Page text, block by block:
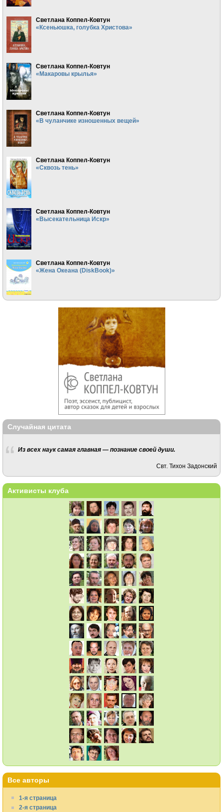
Светлана Коппел-Ковтун
«Ксеньюшка, голубка Христова»
Светлана Коппел-Ковтун
«Макаровы крылья»
Светлана Коппел-Ковтун
«В чуланчике изношенных вещей»
Светлана Коппел-Ковтун
«Сквозь тень»
Светлана Коппел-Ковтун
«Высекательница Искр»
Светлана Коппел-Ковтун
«Жена Океана (DiskBook)»
Случайная цитата
Из всех наук самая главная — познание своей души.
Свт. Тихон Задонский
Активисты клуба
Все авторы
1-я страница
2-я страница